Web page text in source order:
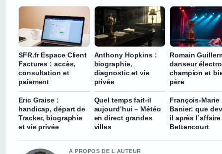
SFR.fr Espace Client
Factures : accès,
consultation et
paiement
Anthony Hopkins :
biographie,
diagnostic et vie
privée
Romain
danseur
champion et
père
Eric Graise :
handicap, départ de
Tracker, biographie
et vie privée
Quel temps fait-il
aujourd’hui – Météo
en direct grandes
villes
François-Marie
Banier: que
il après l’affaire
Bettencourt
A PROPOS DE L AUTEUR